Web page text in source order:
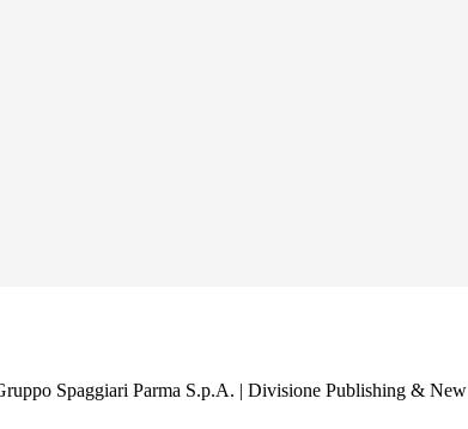
Spaggiari Parma S.p.A. | Divisione Publishing &